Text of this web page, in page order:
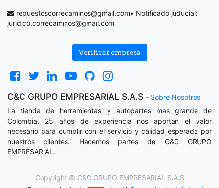
repuestoscorrecaminos@gmail.com• Notificado juducial:
juridico.correcaminos@gmail.com
Verificar empresa
C&C GRUPO EMPRESARIAL S.A.S - Sobre Nosotros
La tienda de herramientas y autopartes mas grande de
Colombia, 25 años de experiencia nos aportan el valor
necesario para cumplir con el servicio y calidad esperada por
nuestros clientes. Hacemos partes de C&C GRUPO
EMPRESARIAL.
Copyright © C&C GRUPO EMPRESARIAL S.A.S